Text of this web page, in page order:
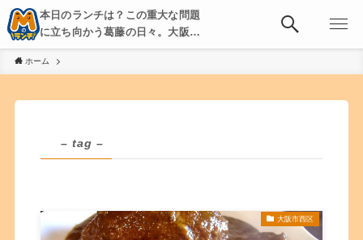
本日のランチは？この重大な問題
に立ち向かう葛藤の日々。大阪・
京都・神戸を中心とした食べ歩
き、飲み歩きを綴る。
ホーム
– tag –
大阪市西区